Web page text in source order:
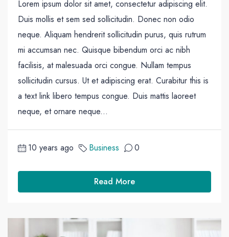
Lorem ipsum dolor sit amet, consectetur adipiscing elit.
Duis mollis et sem sed sollicitudin. Donec non odio
neque. Aliquam hendrerit sollicitudin purus, quis rutrum
mi accumsan nec. Quisque bibendum orci ac nibh
facilisis, at malesuada orci congue. Nullam tempus
sollicitudin cursus. Ut et adipiscing erat. Curabitur this is
a text link libero tempus congue. Duis mattis laoreet
neque, et ornare neque...
10 years ago Business 0
Read More